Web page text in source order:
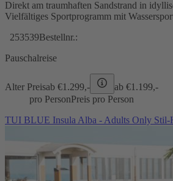
Direkt am traumhaften Sandstrand in
Vielfältiges Sportprogramm mit
253539Bestellnr.:
Pauschalreise
Alter Preisab €1.299,- ab €1.199,-
pro PersonPreis pro Person
TUI BLUE Insula Alba - Adults Only Stil-